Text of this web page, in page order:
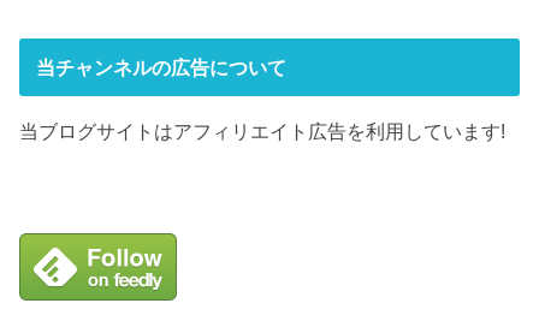
当チャンネルの広告について
当ブログサイトはアフィリエイト広告を利用しています!